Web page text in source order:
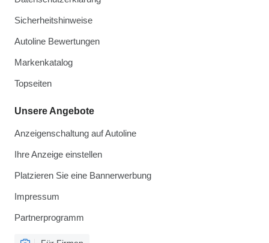
Sicherheitshinweise
Autoline Bewertungen
Markenkatalog
Topseiten
Unsere Angebote
Anzeigenschaltung auf Autoline
Ihre Anzeige einstellen
Platzieren Sie eine Bannerwerbung
Impressum
Partnerprogramm